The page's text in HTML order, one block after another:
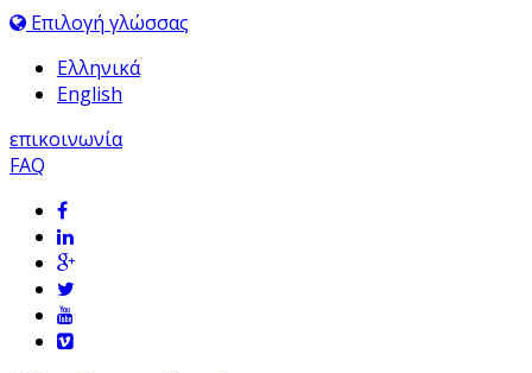
Επιλογή γλώσσας
Ελληνικά
English
επικοινωνία
FAQ